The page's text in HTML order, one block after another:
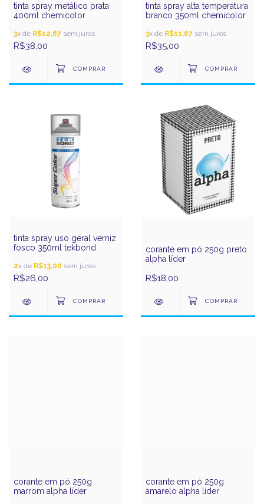
tinta spray metálico prata
400ml chemicolor
3x de R$12,67 sem juros
R$38,00
tinta spray alta temperatura
branco 350ml chemicolor
3x de R$11,67 sem juros
R$35,00
tinta spray uso geral verniz
fosco 350ml tekbond
2x de R$13,00 sem juros
R$26,00
corante em pó 250g preto
alpha líder
R$18,00
corante em pó 250g
marrom alpha líder
corante em pó 250g
amarelo alpha líder